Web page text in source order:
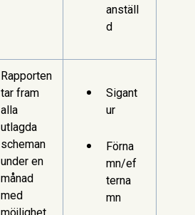
anställ
d
Rapporten
tar fram
alla
utlagda
scheman
under en
månad
med
Sigant
ur
Förna
mn/ef
terna
mn